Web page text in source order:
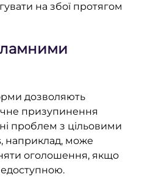
на збої протягом
дозволяють
призупинення
проблем з цільовими
наприклад, може
оголошення, якщо